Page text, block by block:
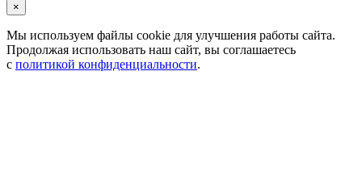
×
Мы используем файлы cookie для улучшения работы сайта.
Продолжая использовать наш сайт, вы соглашаетесь
с политикой конфиденциальности.